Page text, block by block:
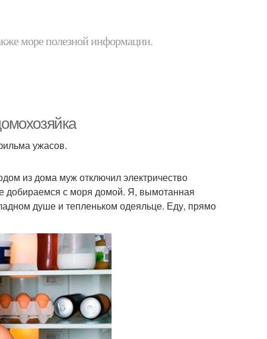
море полезной информации.
ужасов.
из дома муж отключил электричество
добираемся с моря домой. Я, вымотанная
душе и тепленьком одеяльце. Еду, прямо